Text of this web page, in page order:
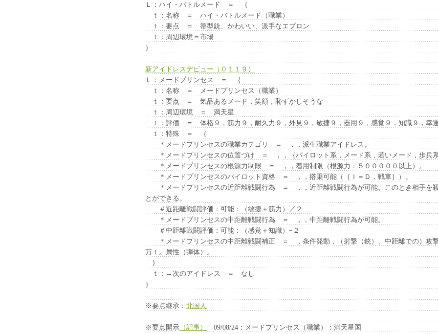
Ｌ：ハイ・バトルメード ＝ ｛
ｔ：名称 ＝ ハイ・バトルメード（職業）
ｔ：要点 ＝ 箒型銃、かわいい、派手なエプロン
ｔ：周辺環境＝市場
｝
新アイドレスデビュー（０１１９）
Ｌ：メードプリンセス ＝ ｛
ｔ：名称 ＝ メードプリンセス（職業）
ｔ：要点 ＝ 気品あるメード，笑顔，恥ずかしそうな
ｔ：周辺環境 ＝ 満天星
ｔ：評価 ＝ 体格９，筋力９，耐久力９，外見９，敏捷９，器用９，感覚９，知識９，幸
ｔ：特殊 ＝ ｛
＊メードプリンセスの職業カテゴリ ＝ ，，派生職業アイドレス。
＊メードプリンセスの位置づけ ＝ ，，｛パイロット系，メード系，若いメード，歩兵系
＊メードプリンセスの根源力制限 ＝ ，，着用制限（根源力：５０００００以上）。
＊メードプリンセスのパイロット資格 ＝ ，，搭乗可能（｛Ｉ＝Ｄ，戦車｝）。
＊メードプリンセスの近距離戦闘行為 ＝ ，，近距離戦闘行為が可能。このとき相手を殺
とができる。
＃近距離戦闘評価：可能：（敏捷＋筋力）／２
＊メードプリンセスの中距離戦闘行為 ＝ ，，中距離戦闘行為が可能。
＃中距離戦闘評価：可能：（感覚＋知識）÷２
＊メードプリンセスの中距離戦闘補正 ＝ ，条件発動，（射撃（銃）、中距離での）攻撃
万ｔ。属性（弾体）。
｝
ｔ：→次のアイドレス ＝ なし
｝
※要点継承： 北国人
※要点開示 （記事） 09/08/24：メードプリンセス（職業）：満天星国